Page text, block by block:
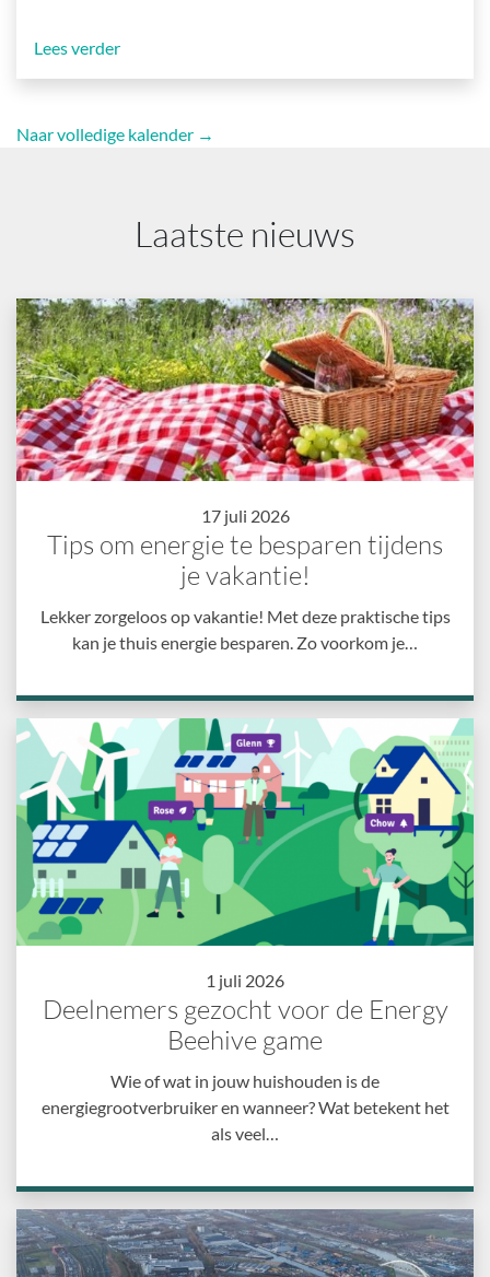
Lees verder
Naar volledige kalender →
Laatste nieuws
17 juli 2026
Tips om energie te besparen tijdens
je vakantie!
Lekker zorgeloos op vakantie! Met deze praktische tips
kan je thuis energie besparen. Zo voorkom je…
1 juli 2026
Deelnemers gezocht voor de Energy
Beehive game
Wie of wat in jouw huishouden is de
energiegrootverbruiker en wanneer? Wat betekent het
als veel…